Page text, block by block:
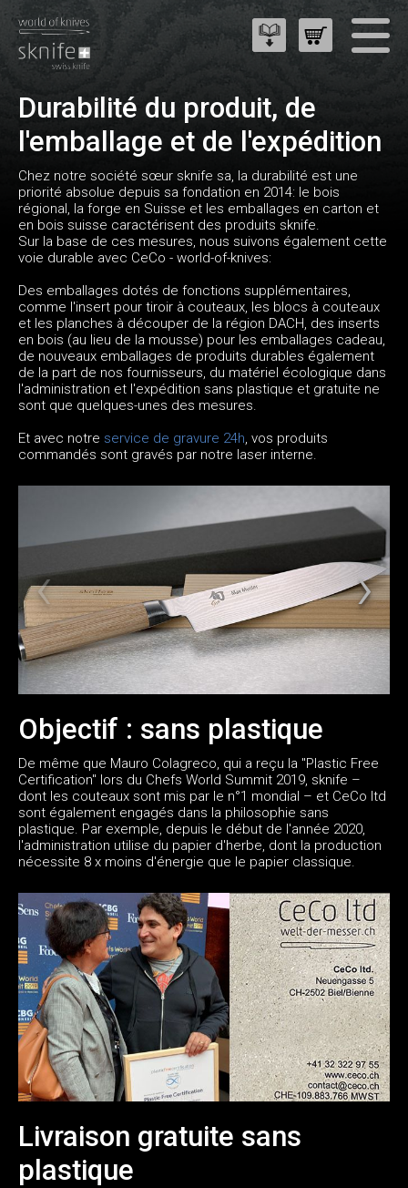
Durabilité du produit, de
l'emballage et de l'expédition
Chez notre société sœur sknife sa, la durabilité est une
priorité absolue depuis sa fondation en 2014: le bois
régional, la forge en Suisse et les emballages en carton et
en bois suisse caractérisent des produits sknife.
Sur la base de ces mesures, nous suivons également cette
voie durable avec CeCo - world-of-knives:
Des emballages dotés de fonctions supplémentaires,
comme l'insert pour tiroir à couteaux, les blocs à couteaux
et les planches à découper de la région DACH, des inserts
en bois (au lieu de la mousse) pour les emballages cadeau,
de nouveaux emballages de produits durables également
de la part de nos fournisseurs, du matériel écologique dans
l'administration et l'expédition sans plastique et gratuite ne
sont que quelques-unes des mesures.
Et avec notre service de gravure 24h, vos produits
commandés sont gravés par notre laser interne.
Objectif : sans plastique
De même que Mauro Colagreco, qui a reçu la "Plastic Free
Certification" lors du Chefs World Summit 2019, sknife –
dont les couteaux sont mis par le n°1 mondial – et CeCo ltd
sont également engagés dans la philosophie sans
plastique. Par exemple, depuis le début de l'année 2020,
l'administration utilise du papier d'herbe, dont la production
nécessite 8 x moins d'énergie que le papier classique.
Livraison gratuite sans
plastique